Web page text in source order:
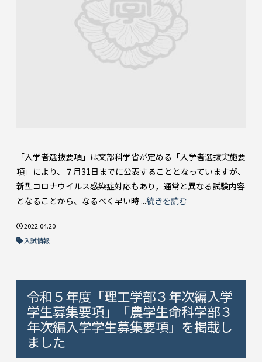
「入学者選抜要項」は文部科学省が定める「入学者選抜実施要
項」により、７月31日までに公表することとなっていますが、
新型コロナウイルス感染症対応もあり，通常と異なる試験内容
となることから、なるべく早い時 ...続きを読む
2022.04.20
入試情報
令和５年度「理工学部３年次編入学
学生募集要項」「農学生命科学部３
年次編入学学生募集要項」を掲載し
ました